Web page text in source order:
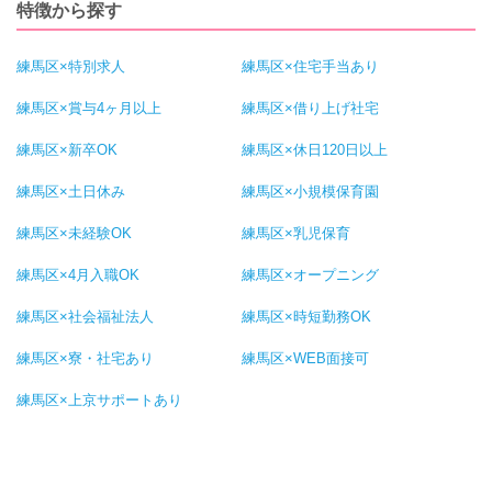
特徴から探す
練馬区×特別求人 練馬区×住宅手当あり
練馬区×賞与4ヶ月以上 練馬区×借り上げ社宅
練馬区×新卒OK 練馬区×休日120日以上
練馬区×土日休み 練馬区×小規模保育園
練馬区×未経験OK 練馬区×乳児保育
練馬区×4月入職OK 練馬区×オープニング
練馬区×社会福祉法人 練馬区×時短勤務OK
練馬区×寮・社宅あり 練馬区×WEB面接可
練馬区×上京サポートあり